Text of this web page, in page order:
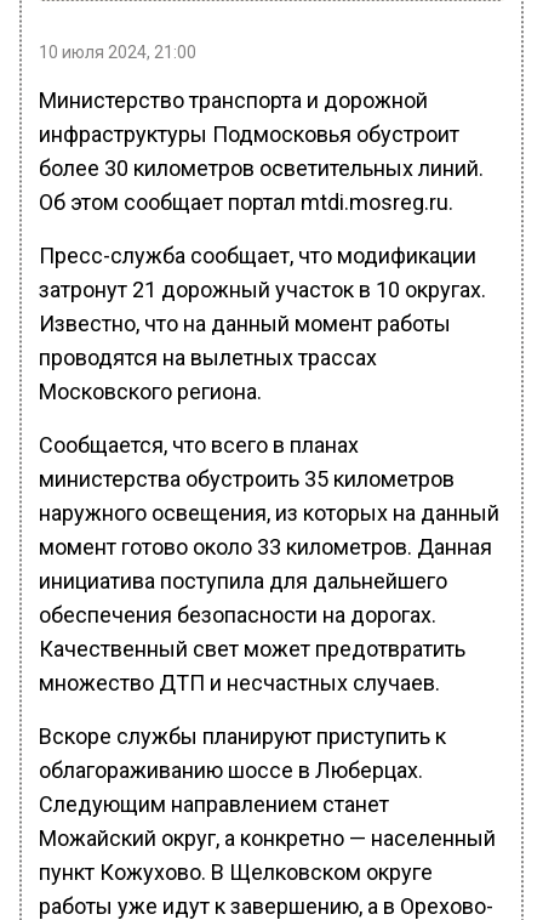
10 июля 2024, 21:00
Министерство транспорта и дорожной
инфраструктуры Подмосковья обустроит
более 30 километров осветительных линий.
Об этом сообщает портал mtdi.mosreg.ru.
Пресс-служба сообщает, что модификации
затронут 21 дорожный участок в 10 округах.
Известно, что на данный момент работы
проводятся на вылетных трассах
Московского региона.
Сообщается, что всего в планах
министерства обустроить 35 километров
наружного освещения, из которых на данный
момент готово около 33 километров. Данная
инициатива поступила для дальнейшего
обеспечения безопасности на дорогах.
Качественный свет может предотвратить
множество ДТП и несчастных случаев.
Вскоре службы планируют приступить к
облагораживанию шоссе в Люберцах.
Следующим направлением станет
Можайский округ, а конкретно — населенный
пункт Кожухово. В Щелковском округе
работы уже идут к завершению, а в Орехово-